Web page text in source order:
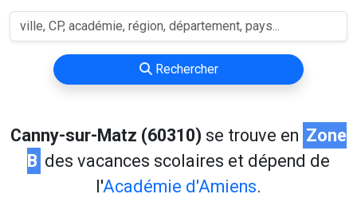
Rechercher
Canny-sur-Matz (60310) se trouve en Zone
B des vacances scolaires et dépend de
l'Académie d'Amiens.